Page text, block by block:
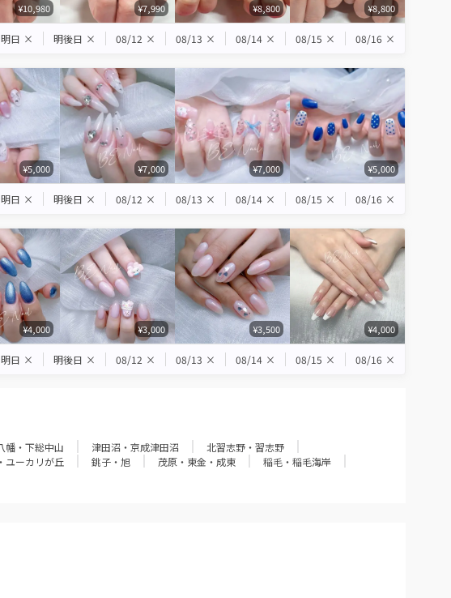
¥10,980 ¥7,990 ¥8,800 ¥8,800
明日 × 明後日 × 08/12 × 08/13 × 08/14 × 08/15 × 08/16 ×
¥5,000 ¥7,000 ¥7,000 ¥5,000
明日 × 明後日 × 08/12 × 08/13 × 08/14 × 08/15 × 08/16 ×
¥4,000 ¥3,000 ¥3,500 ¥4,000
明日 × 明後日 × 08/12 × 08/13 × 08/14 × 08/15 × 08/16 ×
幡・下総中山 津田沼・京成津田沼
北習志野・習志野
ユーカリが丘 銚子・旭 茂原・東金・成東
稲毛・稲毛海岸